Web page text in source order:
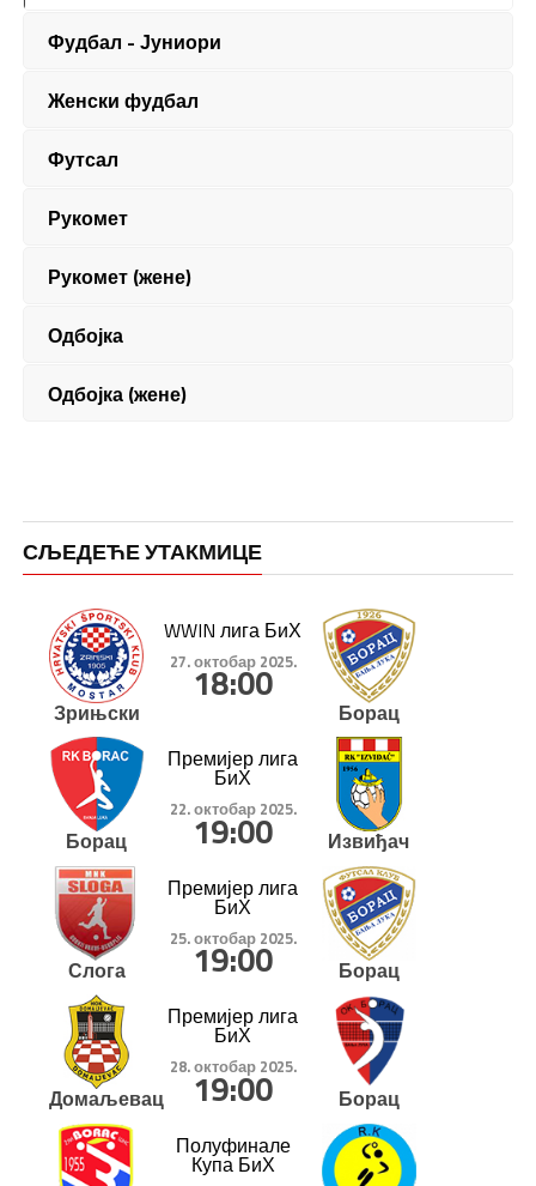
Фудбал - Јуниори
Женски фудбал
Футсал
Рукомет
Рукомет (жене)
Одбојка
Одбојка (жене)
СЉЕДЕЋЕ УТАКМИЦЕ
Зрињски
WWIN лига БиХ
27. октобар 2025.
18:00
Борац
Борац
Премијер лига
БиХ
22. октобар 2025.
19:00 Извиђач
Слога
Премијер лига
БиХ
25. октобар 2025.
19:00 Борац
Домаљевац
Премијер лига
БиХ
28. октобар 2025.
19:00
Борац
Полуфинале
Купа БиХ